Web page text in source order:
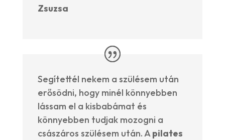
Zsuzsa
Segítettél nekem a szülésem után
erősödni, hogy minél könnyebben
lássam el a kisbabámat és
könnyebben tudjak mozogni a
császáros szülésem után. Apilates